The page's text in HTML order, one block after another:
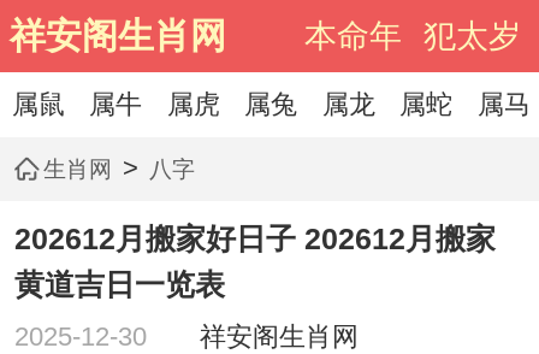
祥安阁生肖网 本命年 犯太岁
属鼠 属牛 属虎 属兔 属龙 属蛇 属马
生肖网 > 八字
202612月搬家好日子 202612月搬家
黄道吉日一览表
2025-12-30 祥安阁生肖网